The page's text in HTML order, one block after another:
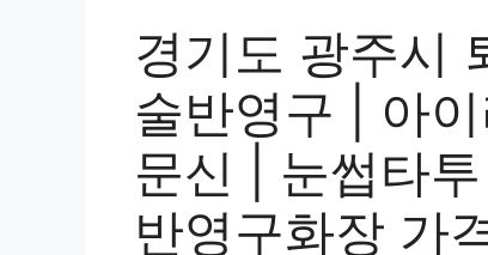
경기도 광주시
술반영구 | 아
문신 | 눈썹타
반영구화장 가